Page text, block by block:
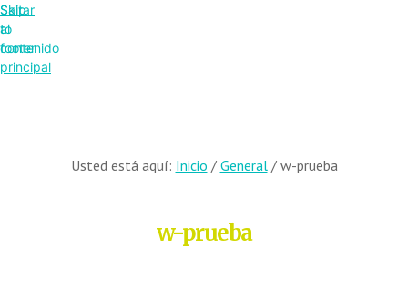
Saltar
al
contenido
principal
Skip
to
footer
Usted está aquí: Inicio / General /w-prueba
w-prueba